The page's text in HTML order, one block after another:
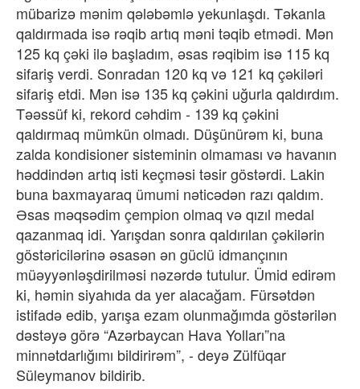
mübarizə mənim qələbəmlə yekunlaşdı. Təkanla
qaldırmada isə rəqib artıq məni təqib etmədi. Mən
125 kq çəki ilə başladım, əsas rəqibim isə 115 kq
sifariş verdi. Sonradan 120 kq və 121 kq çəkiləri
sifariş etdi. Mən isə 135 kq çəkini uğurla qaldırdım.
Təəssüf ki, rekord cəhdim - 139 kq çəkini
qaldırmaq mümkün olmadı. Düşünürəm ki, buna
zalda kondisioner sisteminin olmaması və havanın
həddindən artıq isti keçməsi təsir göstərdi. Lakin
buna baxmayaraq ümumi nəticədən razı qaldım.
Əsas məqsədim çempion olmaq və qızıl medal
qazanmaq idi. Yarışdan sonra qaldırılan çəkilərin
göstəricilərinə əsasən ən güclü idmançının
müəyyənləşdirilməsi nəzərdə tutulur. Ümid edirəm
ki, həmin siyahıda da yer alacağam. Fürsətdən
istifadə edib, yarışa ezam olunmağımda göstərilən
dəstəyə görə “Azərbaycan Hava Yolları”na
minnətdarlığımı bildirirəm”, - deyə Zülfüqar
Süleymanov bildirib.